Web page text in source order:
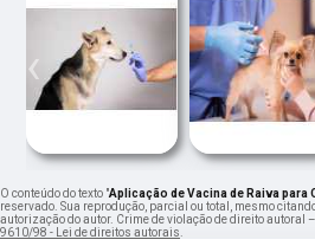
‹
O conteúdo do texto "Aplicação de Vacina de Raiva para
reservado. Sua reprodução, parcial ou total, mesmo
autorização do autor. Crime de violação de direito autoral
9610/98 - Lei de direitos autorais.